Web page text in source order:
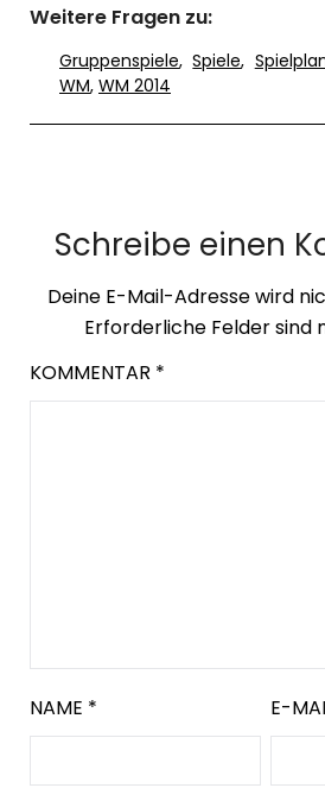
Weitere Fragen zu:
Gruppenspiele,Spiele,
WM, WM 2014
Schreibe einen
Deine E-Mail-Adresse wird
Erforderliche Felder sind
KOMMENTAR *
NAME * E-